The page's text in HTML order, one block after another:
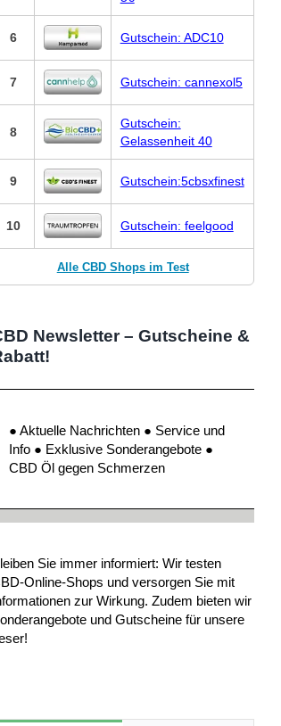
6 Gutschein: ADC10
7 Gutschein: cannexol5
8
Gutschein:
Gelassenheit 40
9 Gutschein:5cbsxfinest
10 Gutschein: feelgood
Alle CBD Shops im Test
Newsletter – Gutscheine &
● Aktuelle Nachrichten ● Service und
Info ● Exklusive Sonderangebote ●
CBD Öl gegen Schmerzen
Sie immer informiert: Wir testen
Online-Shops und versorgen Sie mit
zur Wirkung. Zudem bieten wir
und Gutscheine für unsere